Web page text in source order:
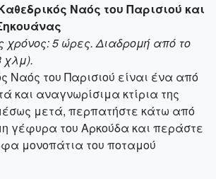
Ναός του Παρισιού και
χρόνος: 5 ώρες. Διαδρομή από το
χλμ).
Ναός του Παρισιού είναι ένα από
και αναγνωρίσιμα κτίρια της
μετά, περπατήστε κάτω από
γέφυρα του Αρκούδα και περάστε
μονοπάτια του ποταμού